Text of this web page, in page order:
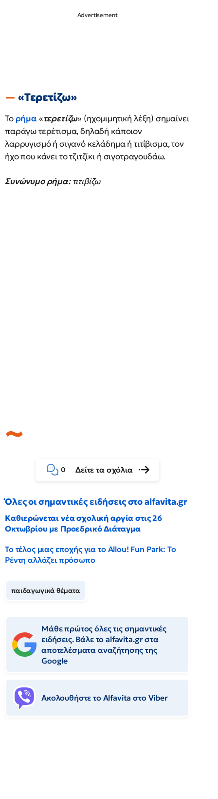
«Τερετίζω»
Το ρήμα «τερετίζω» (ηχομιμητική λέξη) σημαίνει
παράγω τερέτισμα, δηλαδή κάποιον
λαρρυγισμό ή σιγανό κελάδημα ή τιτίβισμα, τον
ήχο που κάνει το τζιτζίκι ή σιγοτραγουδάω.
Συνώνυμο ρήμα: τιτιβίζω
0 Δείτε τα σχόλια
Όλες οι σημαντικές ειδήσεις στο alfavita.gr
Καθιερώνεται νέα σχολική αργία στις 26
Οκτωβρίου με Προεδρικό Διάταγμα
Το τέλος μιας εποχής για το Allou! Fun Park: Το
Ρέντη αλλάζει πρόσωπο
παιδαγωγικά θέματα
Μάθε πρώτος όλες τις σημαντικές
ειδήσεις. Βάλε το alfavita.gr στα
αποτελέσματα αναζήτησης της
Google
Ακολουθήστε το Αlfavita στο Viber